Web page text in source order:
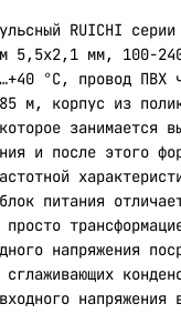
RUICHI серии
5,5х2,1 мм, 100-
°С, провод ПВХ
м, корпус из
занимается
и после этого
питания
напряжения
напряжения